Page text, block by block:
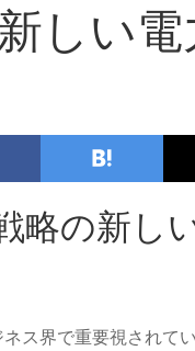
しい
略の新し
ス界で重要視されて